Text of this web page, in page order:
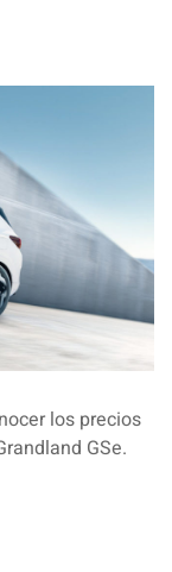
los precios
GSe.